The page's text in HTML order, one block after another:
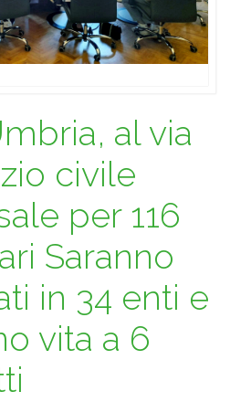
al via
civile
per 116
Saranno
in 34 enti e
vita a 6